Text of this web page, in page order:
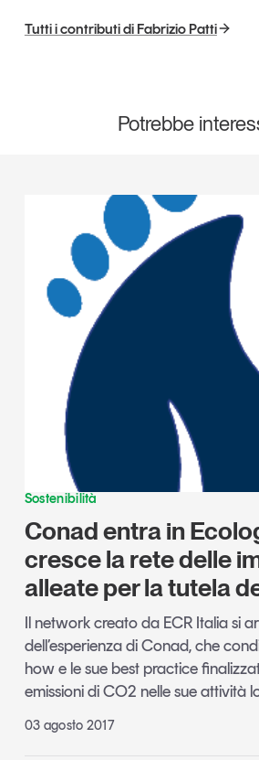
Tutti i contributi di Fabrizio Patti
Potrebbe
Sostenibilità
Conad entra in
cresce la rete delle
alleate per la tutela
Il network creato da ECR Italia si
dell’esperienza di Conad, che
how e le sue best practice
emissioni di CO2 nelle sue attività
03 agosto 2017